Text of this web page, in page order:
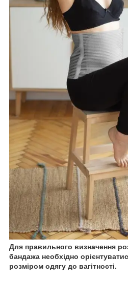
Для правильного визначення
бандажа необхідно
розміром одягу до вагітності.